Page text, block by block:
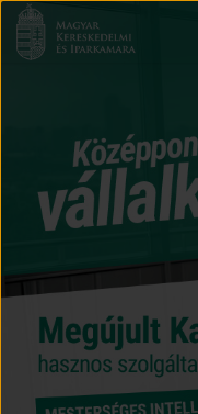
Magyar
Kereskedelmi
és